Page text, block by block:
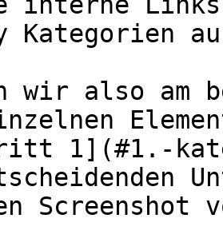
Kategorien
wir also am
1](#1.-
Screenshot